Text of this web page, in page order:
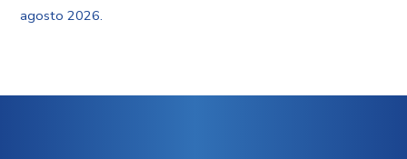
agosto 2026.